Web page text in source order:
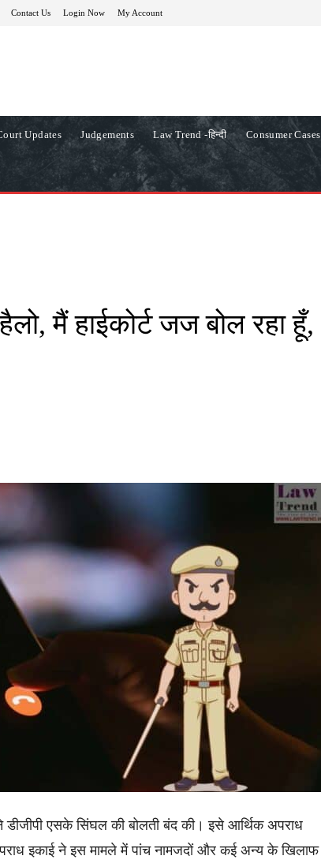
Contact Us Login Now My Account
Updates Judgements Law Trend -हिन्दी Consumer Cases
मैं हाईकोर्ट जज बोल रहा हूँ,
डीजीपी एसके सिंघल की बोलती बंद की। इसे आर्थिक अपराध
इकाई ने इस मामले में पांच नामजदों और कई अन्य के खिलाफ